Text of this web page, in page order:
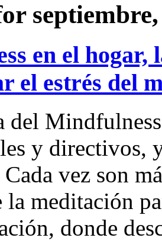
septiembre,
en el hogar,
el estrés del
del
y directivos,
vez son
la meditación
donde